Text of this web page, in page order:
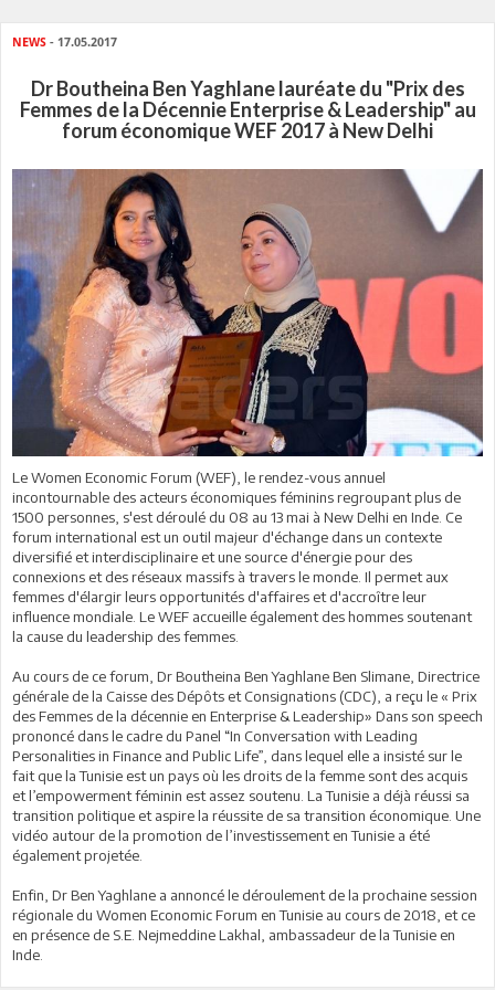
NEWS - 17.05.2017
Dr Boutheina Ben Yaghlane lauréate du "Prix des
Femmes de la Décennie Enterprise & Leadership" au
forum économique WEF 2017 à New Delhi
Le Women Economic Forum (WEF), le rendez-vous annuel
incontournable des acteurs économiques féminins regroupant plus de
1500 personnes, s'est déroulé du 08 au 13 mai à New Delhi en Inde. Ce
forum international est un outil majeur d'échange dans un contexte
diversifié et interdisciplinaire et une source d'énergie pour des
connexions et des réseaux massifs à travers le monde. Il permet aux
femmes d'élargir leurs opportunités d'affaires et d'accroître leur
influence mondiale. Le WEF accueille également des hommes soutenant
la cause du leadership des femmes.
Au cours de ce forum, Dr Boutheina Ben Yaghlane Ben Slimane, Directrice
générale de la Caisse des Dépôts et Consignations (CDC), a reçu le « Prix
des Femmes de la décennie en Enterprise & Leadership» Dans son speech
prononcé dans le cadre du Panel “In Conversation with Leading
Personalities in Finance and Public Life”, dans lequel elle a insisté sur le
fait que la Tunisie est un pays où les droits de la femme sont des acquis
et l’empowerment féminin est assez soutenu. La Tunisie a déjà réussi sa
transition politique et aspire la réussite de sa transition économique. Une
vidéo autour de la promotion de l’investissement en Tunisie a été
également projetée.
Enfin, Dr Ben Yaghlane a annoncé le déroulement de la prochaine session
régionale du Women Economic Forum en Tunisie au cours de 2018, et ce
en présence de S.E. Nejmeddine Lakhal, ambassadeur de la Tunisie en
Inde.